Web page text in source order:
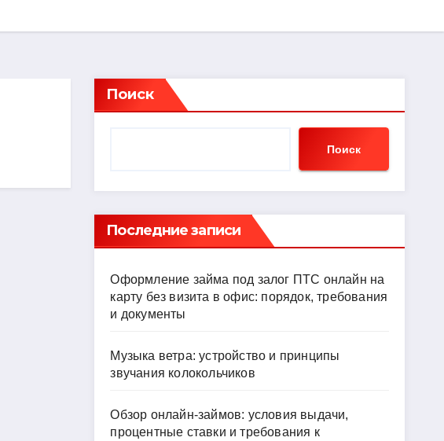
Поиск
Поиск
Последние записи
Оформление займа под залог ПТС онлайн на
карту без визита в офис: порядок, требования
и документы
Музыка ветра: устройство и принципы
звучания колокольчиков
Обзор онлайн-займов: условия выдачи,
процентные ставки и требования к